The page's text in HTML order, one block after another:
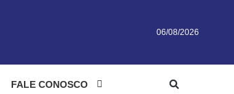
06/08/2026
FALE CONOSCO